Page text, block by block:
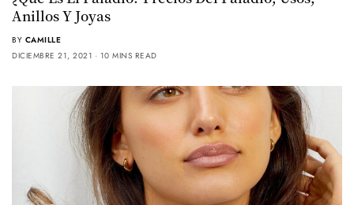
Anillos Y Joyas
BY CAMILLE
DICIEMBRE 21, 2021
10 MINS READ